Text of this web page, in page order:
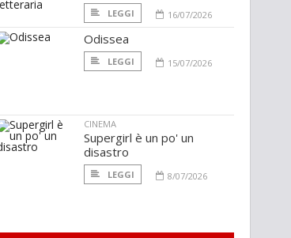
LEGGI 16/07/2026
Odissea
LEGGI 15/07/2026
CINEMA
Supergirl è un po' un
disastro
LEGGI 8/07/2026